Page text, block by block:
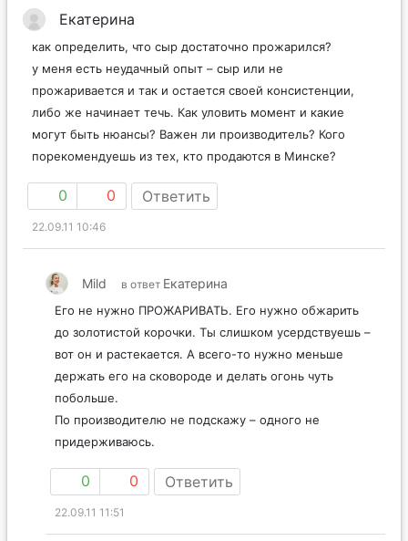
Екатерина
как определить, что сыр достаточно прожарился?
у меня есть неудачный опыт – сыр или не
прожаривается и так и остается своей консистенции,
либо же начинает течь. Как уловить момент и какие
могут быть нюансы? Важен ли производитель? Кого
порекомендуешь из тех, кто продаются в Минске?
0 0 Ответить
22.09.11 10:46
Mild в ответ Екатерина
Его не нужно ПРОЖАРИВАТЬ. Его нужно обжарить
до золотистой корочки. Ты слишком усердствуешь –
вот он и растекается. А всего-то нужно меньше
держать его на сковороде и делать огонь чуть
побольше.
По производителю не подскажу – одного не
придерживаюсь.
0 0 Ответить
22.09.11 11:51